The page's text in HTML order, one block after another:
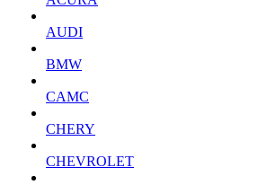
AUDI
BMW
CAMC
CHERY
CHEVROLET